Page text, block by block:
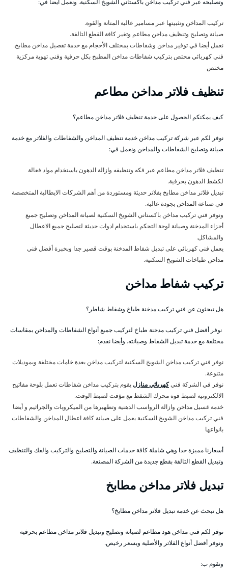
تركيب المداخن وتثبيتها عبر مسامير عالية المتانة والقوة.
صيانة وتصليح وتنظيف مداخن مطاعم وتغير كافة القطع التالفة.
نعمل أيضا في توفير مداخن وشفاطات بمختلف الأحجام مع خدمة تفصيل مداخن مطابخ.
فني كهربائي مختص بتركيب شفاطات مداخن المطبخ بكل حرفية وفني تهوية مركزية
مختص
تنظيف فلاتر مداخن مطاعم
كيف يمكنكم الحصول على خدمة تنظيف فلاتر مداخن مطاعم؟
نوفر لكم عبر شركة تركيب مداخن خدمة تنظيف المداخن والشفاطات والفلاتر مع خدمة
صيانة وتصليح الشفاطات والمداخن ونعمل في:
تنظيف فلاتر مداخن مطاعم عبر فكه وتنظيفه وازالة الدهون باستخدام مواد فعالة
لكشط الدهون بحرفية.
تبديل فلاتر مداخن مطابخ بفلاتر حديثة ومستوردة من أهم الشركات الايطالية المتخصصة
في صناعة المداخن بجودة عالية.
ونوفر فني تركيب مداخن باكستاني الشويخ السكنية لصيانة المداخن وتصليح جميع
أجزاء المدخنة وصيانة لوحة التحكم باستخدام ادوات حديثة لتصليح جميع الاعطال
والمشاكل.
يعمل فني كهربائي على تبديل شفاط المدخنة بوقت قصير جدا وبخبرة أفضل فني
مداخن طباخات الشويخ السكنية.
تركيب شفاط مداخن
هل تبحثون عن فني تركيب مدخنة طباخ وشفاط شاطر؟
نوفر أفضل فني تركيب مدخنة طباخ لتركيب جميع أنواع الشفاطات والمداخن بمقاسات
مختلفة مع خدمة تبديل الشفاط وصيانته. وأيضا نقدم:
نوفر فني تركيب مداخن الشويخ السكنية لتركيب مداخن بعدة خامات مختلفة وبموديلات
متنوعة.
نوفر في الشركة فنيكهربائي منازليقوم بتركيب مداخن شفاطات تعمل بلوحة مفاتيح
الالكترونية لضبط قوة محرك الشفط مع مؤقت لضبط الوقت.
خدمة غسيل مداخن وازالة الرواسب الدهنية وتطهيرها من الميكروبات والجراثيم و أيضا
فني تركيب مداخن الشويخ السكنية يعمل على صيانة كافة اعطال المداخن والشفاطات
بانواعها
أسعارنا مميزة جدا وهي شاملة كافة خدمات الصيانة والتصليح والتركيب والفك والتنظيف
وتبديل القطع التالفة بقطع جديدة من الشركة المصنعة.
تبديل فلاتر مداخن مطابخ
هل تبحث عن خدمة تبديل فلاتر مداخن مطابخ؟
نوفر لكم فني مداخن هود مطاعم لصيانة وتصليح وتبديل فلاتر مداخن مطاعم بحرفية
ونوفر أفضل أنواع الفلاتر والأصلية وبسعر رخيص.
ونقوم ب: